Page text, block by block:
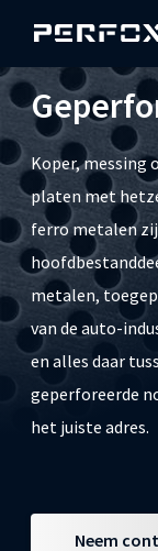
Koper, messing
platen met
ferro metalen
metalen,
van de auto-
en alles daar
geperforeerde
het juiste adres.
Neem